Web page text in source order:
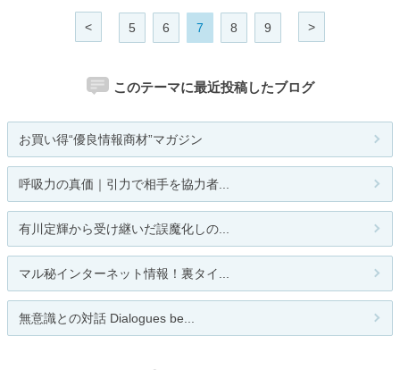
< 5 6 7 8 9 >
このテーマに最近投稿したブログ
お買い得“優良情報商材”マガジン
呼吸力の真価｜引力で相手を協力者...
有川定輝から受け継いだ誤魔化しの...
マル秘インターネット情報！裏タイ...
無意識との対話 Dialogues be...